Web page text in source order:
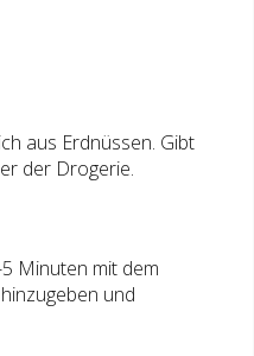
aus Erdnüssen. Gibt
der Drogerie.
Minuten mit dem
und